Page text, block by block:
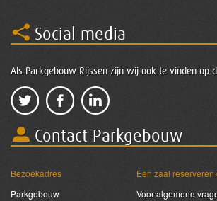
Social media
Als Parkgebouw Rijssen zijn wij ook te vinden op
Contact Parkgebouw
Bezoekadres
Parkgebouw
Een zaal
Voor algemene